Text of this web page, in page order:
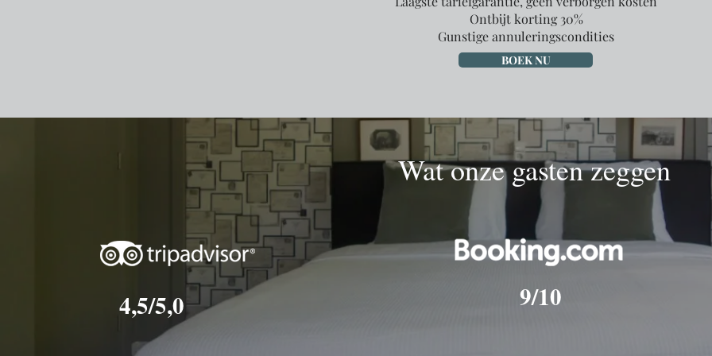
Ontbijt korting 30%
Gunstige annuleringscondities
BOEK NU
Wat onze gasten zeggen
4,5/5,0 9/10